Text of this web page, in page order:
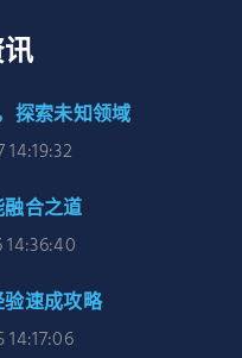
探索未知领域
合之道
速成攻略